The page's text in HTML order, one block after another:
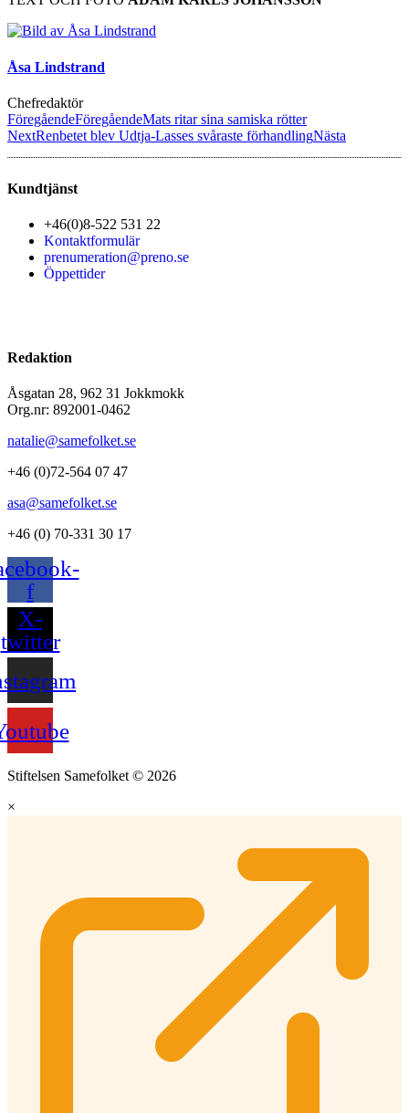
Åsa Lindstrand
Chefredaktör
FöregåendeFöregåendeMats ritar sina samiska rötter
NextRenbetet blev Udtja-Lasses svåraste förhandlingNästa
Kundtjänst
+46(0)8-522 531 22
Kontaktformulär
prenumeration@preno.se
Öppettider
Redaktion
Åsgatan 28, 962 31 Jokkmokk
Org.nr: 892001-0462
natalie@samefolket.se
+46 (0)72-564 07 47
asa@samefolket.se
+46 (0) 70-331 30 17
f
X-
twitter
Stiftelsen Samefolket © 2026
×